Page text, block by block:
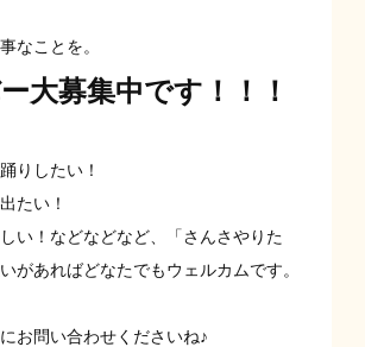
なことを。
大募集中です！！！
りしたい！
たい！
い！などなどなど、「さんさやりた
があればどなたでもウェルカムです。
お問い合わせくださいね♪